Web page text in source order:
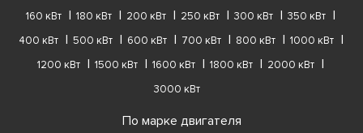
160 кВт
180 кВт 200 кВт 250 кВт 300 кВт
350 кВт
400 кВт
500 кВт 600 кВт 700 кВт 800 кВт
1000 кВт
1200 кВт
1500 кВт 1600 кВт 1800 кВт
2000 кВт
3000 кВт
По марке двигателя